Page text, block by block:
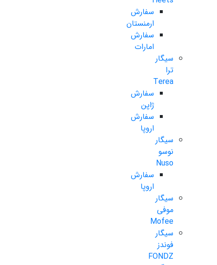
سفارش
ارمنستان
سفارش
امارات
سیگار
ترا
Terea
سفارش
ژاپن
سفارش
اروپا
سیگار
نوسو
Nuso
سفارش
اروپا
سیگار
موفی
Mofee
سیگار
فوندز
FONDZ